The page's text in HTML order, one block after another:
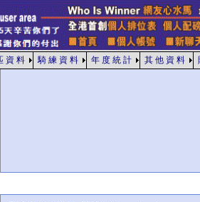
資 料 騎 練 資 料 年 度 統 計 其 他 資 料